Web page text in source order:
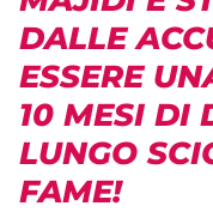
DALLE
ESSERE
10 MESI DI
LUNGO
FAME!